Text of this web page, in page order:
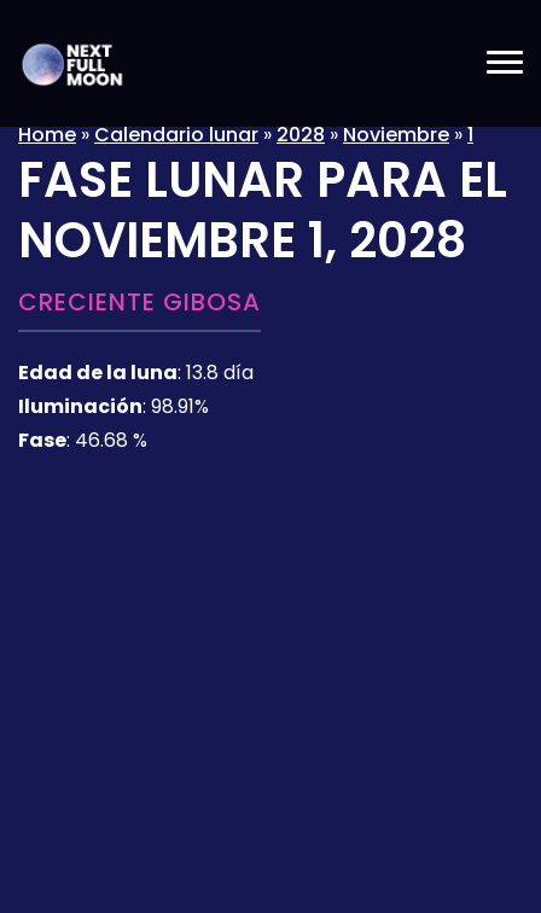
Home»Calendario lunar»2028»Noviembre»1
FASE LUNAR PARA EL
NOVIEMBRE 1, 2028
CRECIENTE GIBOSA
Edad de la luna: 13.8 día
Iluminación: 98.91%
Fase: 46.68 %